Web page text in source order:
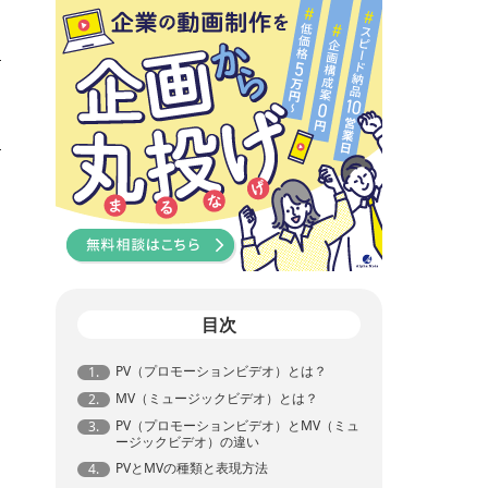
目次
1.
PV（プロモーションビデオ）とは？
2.
MV（ミュージックビデオ）とは？
3.
PV（プロモーションビデオ）とMV（ミュ
ージックビデオ）の違い
4.
PVとMVの種類と表現方法